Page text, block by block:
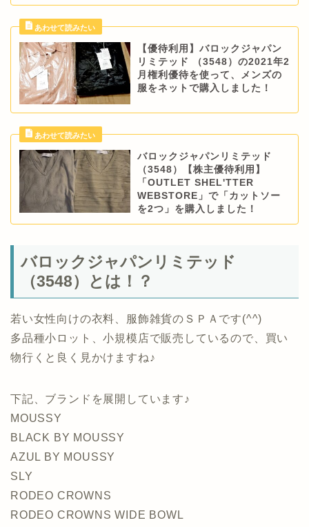
【優待利用】バロックジャパン
リミテッド （3548）の2021年2
月権利優待を使って、メンズの
服をネットで購入しました！
バロックジャパンリミテッド
（3548）【株主優待利用】
「OUTLET SHEL'TTER
WEBSTORE」で「カットソー
を2つ」を購入しました！
バロックジャパンリミテッド
（3548）とは！？
若い女性向けの衣料、服飾雑貨のＳＰＡです(^^)
多品種小ロット、小規模店で販売しているので、買い
物行くと良く見かけますね♪
下記、ブランドを展開しています♪
MOUSSY
BLACK BY MOUSSY
AZUL BY MOUSSY
SLY
RODEO CROWNS
RODEO CROWNS WIDE BOWL